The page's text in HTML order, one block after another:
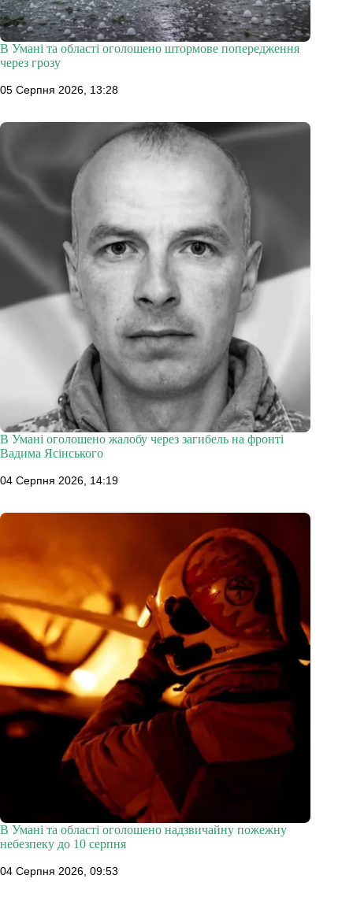
В Умані та області оголошено штормове попередження
через грозу
05 Серпня 2026, 13:28
В Умані оголошено жалобу через загибель на фронті
Вадима Ясінського
04 Серпня 2026, 14:19
В Умані та області оголошено надзвичайну пожежну
небезпеку до 10 серпня
04 Серпня 2026, 09:53